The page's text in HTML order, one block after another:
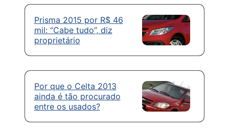
Prisma 2015 por R$ 46
mil: “Cabe tudo”, diz
proprietário
Por que o Celta 2013
ainda é tão procurado
entre os usados?